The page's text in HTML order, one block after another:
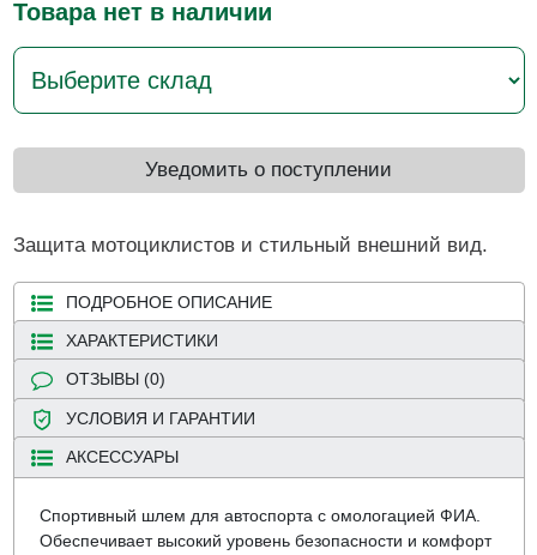
Товара нет в наличии
Уведомить о поступлении
Защита мотоциклистов и стильный внешний вид.
ПОДРОБНОЕ ОПИСАНИЕ
ХАРАКТЕРИСТИКИ
ОТЗЫВЫ (0)
УСЛОВИЯ И ГАРАНТИИ
АКСЕССУАРЫ
Спортивный шлем для автоспорта с омологацией ФИА.
Обеспечивает высокий уровень безопасности и комфорт